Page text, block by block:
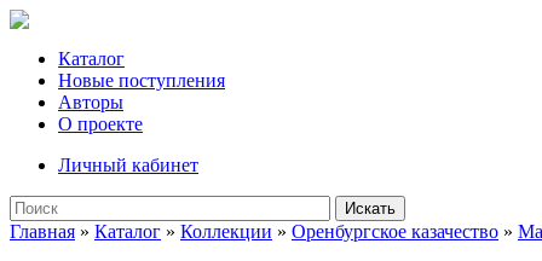
Каталог
Новые поступления
Авторы
О проекте
Личный кабинет
Искать
Главная » Каталог » Коллекции » Оренбургское казачество »